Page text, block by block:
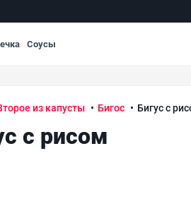
Соусы
из капусты Бигос Бигус с
с рисом